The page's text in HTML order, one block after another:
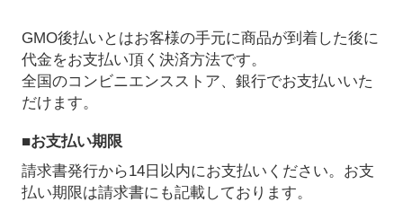
GMO後払いとはお客様の手元に商品が到着した後に
代金をお支払い頂く決済方法です。
全国のコンビニエンスストア、銀行でお支払いいた
だけます。
■お支払い期限
請求書発行から14日以内にお支払いください。お支
払い期限は請求書にも記載しております。